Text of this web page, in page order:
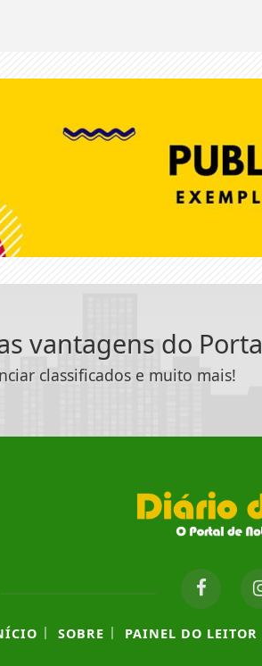
vantagens do
classificados e muito mais!
| SOBRE | PAINEL DO LEITOR